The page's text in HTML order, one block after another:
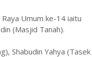
Umum ke-14 iaitu
(Masjid Tanah).
Shabudin Yahya (Tasek